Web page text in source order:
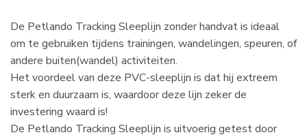
De Petlando Tracking Sleeplijn zonder handvat is ideaal
om te gebruiken tijdens trainingen, wandelingen, speuren, of
andere buiten(wandel) activiteiten.
Het voordeel van deze PVC-sleeplijn is dat hij extreem
sterk en duurzaam is, waardoor deze lijn zeker de
investering waard is!
De Petlando Tracking Sleeplijn is uitvoerig getest door